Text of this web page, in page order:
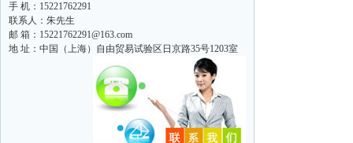
手 机：15221762291
联系人：朱先生
邮 箱：15221762291@163.com
地 址：中国（上海）自由贸易试验区日京路35号1203室